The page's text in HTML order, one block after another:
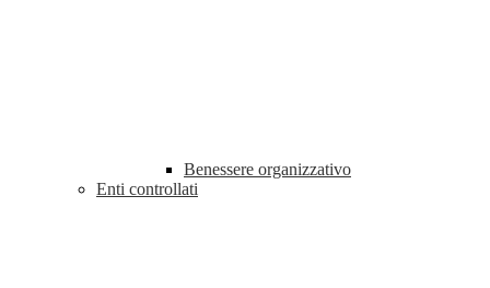
Benessere organizzativo
Enti controllati